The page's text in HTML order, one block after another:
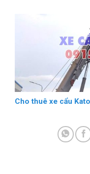
Cho thuê xe cẩu